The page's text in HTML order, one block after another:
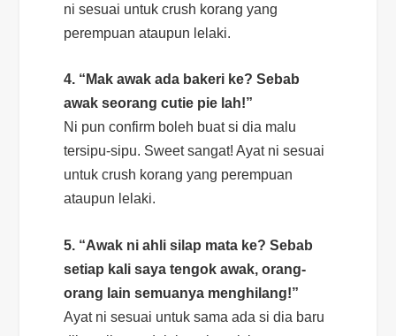
ni sesuai untuk crush korang yang
perempuan ataupun lelaki.
4. “Mak awak ada bakeri ke? Sebab
awak seorang cutie pie lah!”
Ni punconfirm boleh buat si dia malu
tersipu-sipu. Sweetsangat! Ayat ni sesuai
untuk crush korang yang perempuan
ataupun lelaki.
5. “Awak ni ahli silap mata ke? Sebab
setiap kali saya tengok awak, orang-
orang lain semuanya menghilang!”
Ayat ni sesuai untuk sama ada si dia baru